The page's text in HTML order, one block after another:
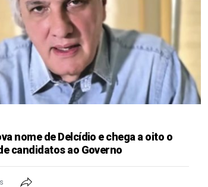
nome de Delcídio e chega a oito o
candidatos ao Governo